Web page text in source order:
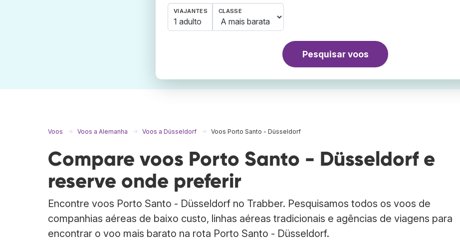
VIAJANTES
1 adulto
CLASSE
Pesquisar voos
Voos Voos a Alemanha Voos a Düsseldorf Voos Porto Santo - Düsseldorf
Compare voos Porto Santo - Düsseldorf e
reserve onde preferir
Encontre voos Porto Santo - Düsseldorf no Trabber. Pesquisamos todos os voos de
companhias aéreas de baixo custo, linhas aéreas tradicionais e agências de viagens para
encontrar o voo mais barato na rota Porto Santo - Düsseldorf.